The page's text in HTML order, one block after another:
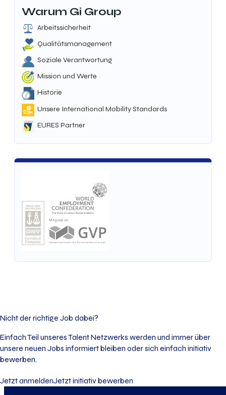
Warum Gi Group
Arbeitssicherheit
Qualitätsmanagement
Soziale Verantwortung
Mission und Werte
Historie
Unsere International Mobility Standards
EURES Partner
Nicht der richtige Job dabei?
Einfach Teil unseres Talent Netzwerks werden und immer über
unsere neuen Jobs informiert bleiben oder sich einfach initiativ
bewerben.
Jetzt anmeldenJetzt initiativ bewerben